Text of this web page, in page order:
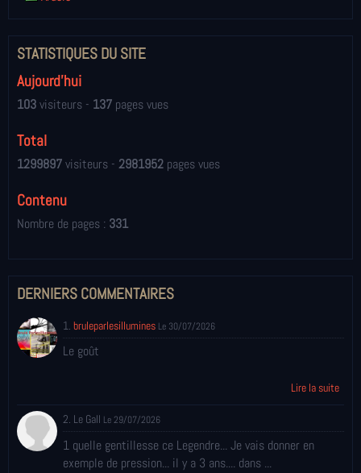
STATISTIQUES DU SITE
Aujourd'hui
103visiteurs - 137 pages vues
Total
1299897visiteurs - 2981952 pages vues
Contenu
Nombre de pages : 331
DERNIERS COMMENTAIRES
1. bruleparlesillumines Le 30/07/2026
Le goût
Lire la suite
2. Le Gall Le 29/07/2026
1 quelle gentillesse ce Legendre... Je vais donner en
exemple de pression... il y a 3 ans.... dans ...